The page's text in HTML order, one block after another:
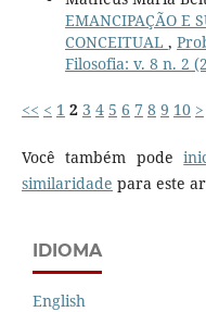
EMANCIPAÇÃO E
CONCEITUAL ,
Filosofia: v. 8 n. 2
<< < 1 2 3 4 5 6 7 8 9 10 >
Você também pode
similaridade para este
IDIOMA
English